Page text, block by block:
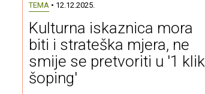
TEMA• 12.12.2025.
Kulturna iskaznica mora
biti i strateška mjera, ne
smije se pretvoriti u '1 klik
šoping'